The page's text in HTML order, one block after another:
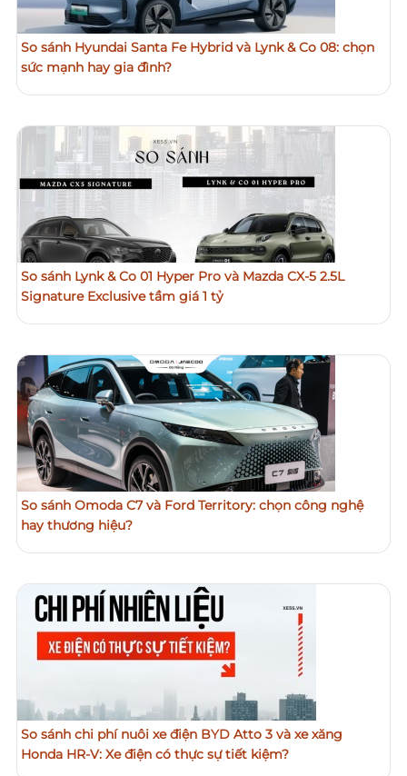
So sánh Hyundai Santa Fe Hybrid và Lynk & Co 08: chọn
sức mạnh hay gia đình?
So sánh Lynk & Co 01 Hyper Pro và Mazda CX-5 2.5L
Signature Exclusive tầm giá 1 tỷ
So sánh Omoda C7 và Ford Territory: chọn công nghệ
hay thương hiệu?
So sánh chi phí nuôi xe điện BYD Atto 3 và xe xăng
Honda HR-V: Xe điện có thực sự tiết kiệm?